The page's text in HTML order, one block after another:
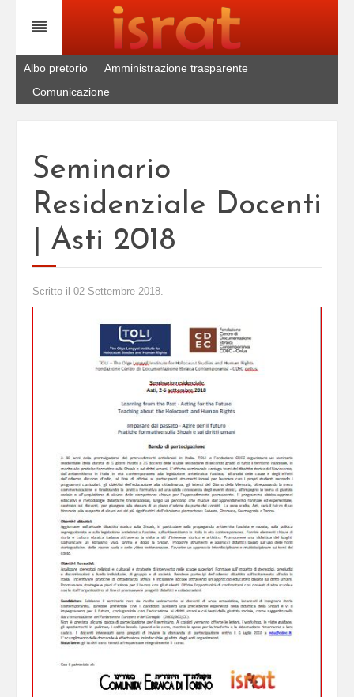
Albo pretorio
Amministrazione trasparente
Comunicazione
Seminario
Residenziale Docenti
| Asti 2018
Scritto il 02 Settembre 2018.